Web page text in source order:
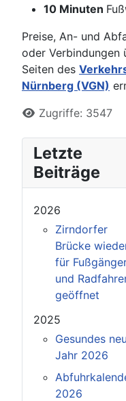
10 Minuten
Preise, An- und
oder Verbindungen
Seiten des
Nürnberg (VGN)
Zugriffe: 3547
Letzte
Beiträge
2026
Zirndorfer
Brücke
für
und
geöffnet
2025
Gesundes
Jahr 2026
2026